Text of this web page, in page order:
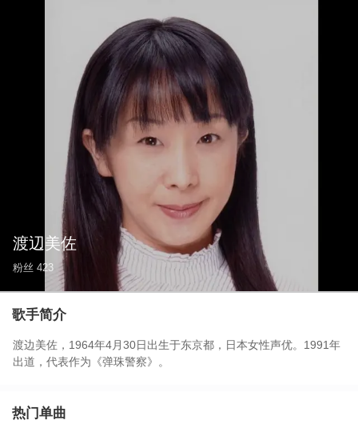
渡辺美佐
粉丝 423
歌手简介
渡边美佐，1964年4月30日出生于东京都，日本女性声优。1991年
出道，代表作为《弹珠警察》。
热门单曲